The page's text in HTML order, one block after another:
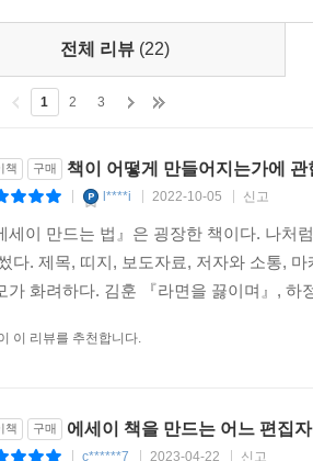
전체 리뷰 (22)
1 2 3
책 구매 책이 어떻게 만들어지는가에
l****i 2022-10-05 신고
세이 만드는 법』은 굉장한 책이다. 나
다. 제목, 띠지, 보도자료, 저자와 소통,
가 화려하다. 김훈 『라면을 끓이며』,
이 리뷰를 추천합니다.
책 구매 에세이 책을 만드는 어느 편집
c******7 2023-04-22 신고